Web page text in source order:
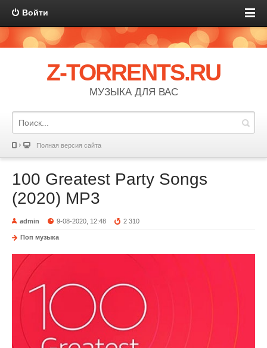
Войти
Z-TORRENTS.RU
МУЗЫКА ДЛЯ ВАС
Полная версия сайта
100 Greatest Party Songs
(2020) MP3
admin 9-08-2020, 12:48 2 310
Поп музыка